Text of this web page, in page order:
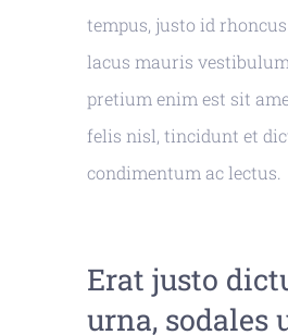
tempus, justo id rhoncus
lacus mauris
pretium enim est sit
felis nisl, tincidunt et
condimentum ac lectus.
Erat justo
urna, sodales